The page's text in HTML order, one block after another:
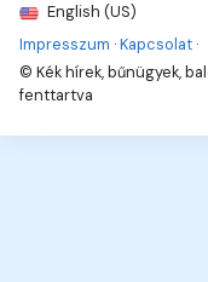
English (US)
Impresszum ·Kapcsolat ·
© Kék hírek, bűnügyek,
fenttartva